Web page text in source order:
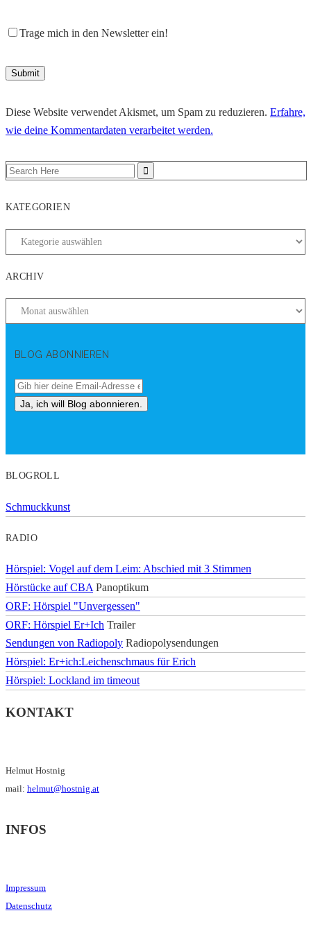
Trage mich in den Newsletter ein!
Diese Website verwendet Akismet, um Spam zu reduzieren. Erfahre,
wie deine Kommentardaten verarbeitet werden.
KATEGORIEN
ARCHIV
BLOG ABONNIEREN
BLOGROLL
Schmuckkunst
RADIO
Hörspiel: Vogel auf dem Leim: Abschied mit 3 Stimmen
Hörstücke auf CBA Panoptikum
ORF: Hörspiel "Unvergessen"
ORF: Hörspiel Er+Ich Trailer
Sendungen von Radiopoly Radiopolysendungen
Hörspiel: Er+ich:Leichenschmaus für Erich
Hörspiel: Lockland im timeout
KONTAKT
Helmut Hostnig
mail: helmut@hostnig.at
INFOS
Impressum
Datenschutz